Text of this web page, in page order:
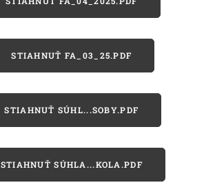
STIAHNUŤ FA_03_25.PDF
STIAHNUŤ SÚHL...SOBY.PDF
STIAHNUŤ SÚHLA...KOLA.PDF